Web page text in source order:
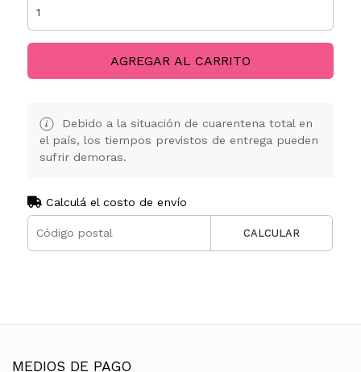
AGREGAR AL CARRITO
Debido a la situación de cuarentena total en
el país, los tiempos previstos de entrega pueden
sufrir demoras.
Calculá el costo de envío
CALCULAR
MEDIOS DE PAGO